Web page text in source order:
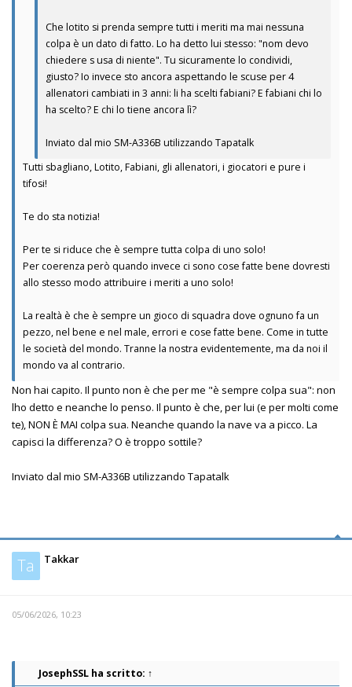
Che lotito si prenda sempre tutti i meriti ma mai nessuna
colpa è un dato di fatto. Lo ha detto lui stesso: "nom devo
chiedere s usa di niente". Tu sicuramente lo condividi,
giusto? Io invece sto ancora aspettando le scuse per 4
allenatori cambiati in 3 anni: li ha scelti fabiani? E fabiani chi lo
ha scelto? E chi lo tiene ancora lì?
Inviato dal mio SM-A336B utilizzando Tapatalk
Tutti sbagliano, Lotito, Fabiani, gli allenatori, i giocatori e pure i
tifosi!
Te do sta notizia!
Per te si riduce che è sempre tutta colpa di uno solo!
Per coerenza però quando invece ci sono cose fatte bene dovresti
allo stesso modo attribuire i meriti a uno solo!
La realtà è che è sempre un gioco di squadra dove ognuno fa un
pezzo, nel bene e nel male, errori e cose fatte bene. Come in tutte
le società del mondo. Tranne la nostra evidentemente, ma da noi il
mondo va al contrario.
Non hai capito. Il punto non è che per me "è sempre colpa sua": non
lho detto e neanche lo penso. Il punto è che, per lui (e per molti come
te), NON È MAI colpa sua. Neanche quando la nave va a picco. La
capisci la differenza? O è troppo sottile?
Inviato dal mio SM-A336B utilizzando Tapatalk
Ta Takkar
05/06/2026, 10:23
JosephSSL ha scritto: ↑